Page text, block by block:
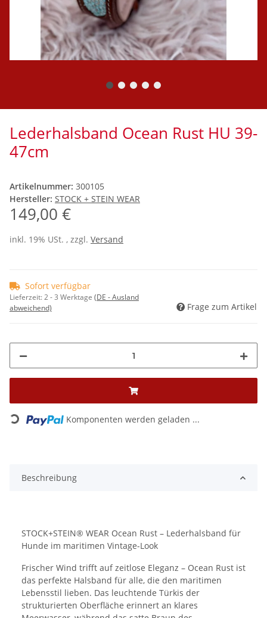
Lederhalsband Ocean Rust HU 39-
47cm
Artikelnummer: 300105
Hersteller: STOCK + STEIN WEAR
149,00 €
inkl. 19% USt. , zzgl. Versand
Sofort verfügbar
Lieferzeit:2 - 3 Werktage (DE - Ausland
abweichend)
Frage zum Artikel
Loading... Komponenten werden geladen ...
Beschreibung
STOCK+STEIN® WEAR Ocean Rust – Lederhalsband für
Hunde im maritimen Vintage-Look
Frischer Wind trifft auf zeitlose Eleganz – Ocean Rust ist
das perfekte Halsband für alle, die den maritimen
Lebensstil lieben. Das leuchtende Türkis der
strukturierten Oberfläche erinnert an klares